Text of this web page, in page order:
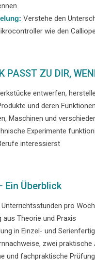
Verstehe den
wie den
PASST ZU DIR,
entwerfen,
und deren
Maschinen und
Experimente
interessierst
Ein Überblick
Unterrichtsstunden pro
aus Theorie und Praxis
in Einzel- und
zwei
und fachpraktische Prüfung